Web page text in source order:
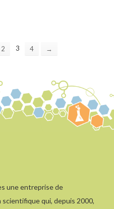
2 3 4 →
une entreprise de
scientifique qui, depuis 2000,